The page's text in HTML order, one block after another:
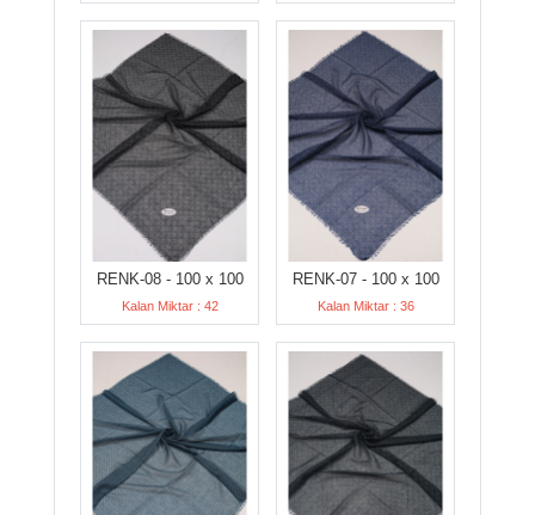
RENK-08 - 100 x 100
Kalan Miktar : 42
RENK-07 - 100 x 100
Kalan Miktar : 36